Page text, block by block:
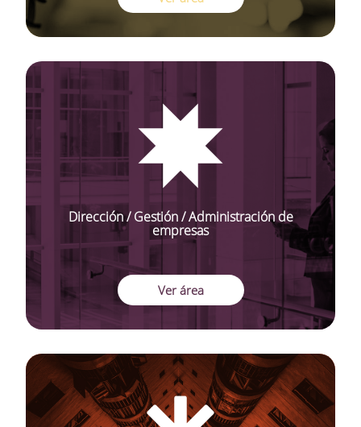
Dirección / Gestión / Administración de
empresas
Ver área